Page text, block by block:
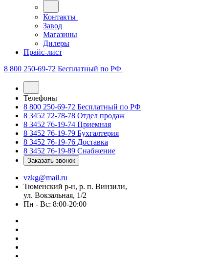
Контакты
Завод
Магазины
Дилеры
Прайс-лист
8 800 250-69-72 Бесплатный по РФ
Телефоны
8 800 250-69-72 Бесплатный по РФ
8 3452 72-78-78 Отдел продаж
8 3452 76-19-74 Приемная
8 3452 76-19-79 Бухгалтерия
8 3452 76-19-76 Доставка
8 3452 76-19-89 Снабжение
Заказать звонок
vzkg@mail.ru
Тюменский р-н, р. п. Винзили,
ул. Вокзальная, 1/2
Пн - Вс: 8:00-20:00